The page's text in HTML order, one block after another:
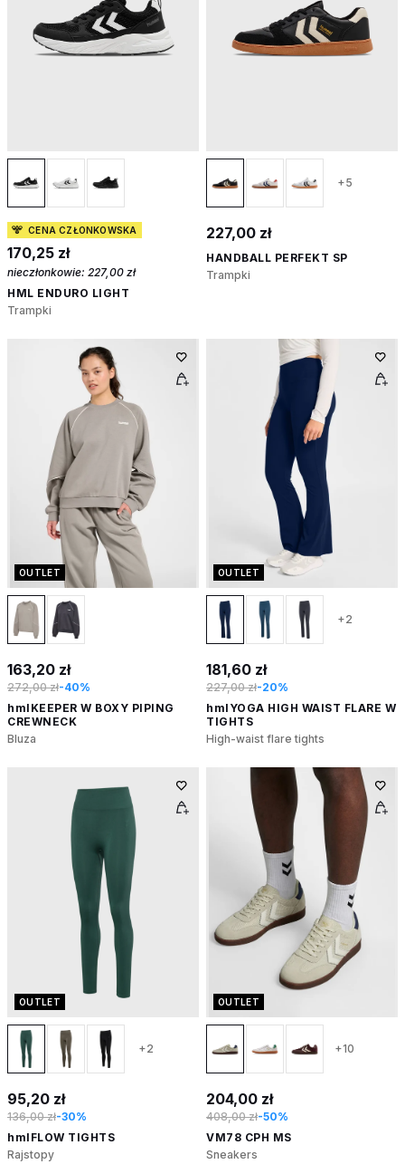
CENA CZŁONKOWSKA
170,25 zł
nieczłonkowie: 227,00 zł
HML ENDURO LIGHT
Trampki
+5
227,00 zł
HANDBALL PERFEKT SP
Trampki
OUTLET
163,20 zł
272,00 zł-40%
hmlKEEPER W BOXY PIPING
CREWNECK
Bluza
OUTLET
+2
181,60 zł
227,00 zł-20%
hmlYOGA HIGH WAIST FLARE W
TIGHTS
High-waist flare tights
OUTLET
+2
95,20 zł
136,00 zł-30%
hmlFLOW TIGHTS
Rajstopy
OUTLET
+10
204,00 zł
408,00 zł-50%
VM78 CPH MS
Sneakers